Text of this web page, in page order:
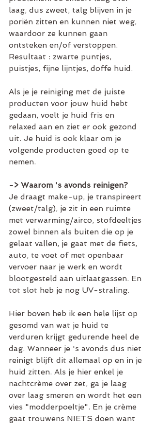
laag, dus zweet, talg blijven in je
poriën zitten en kunnen niet weg,
waardoor ze kunnen gaan
ontsteken en/of verstoppen.
Resultaat : zwarte puntjes,
puistjes, fijne lijntjes, doffe huid.
Als je je reiniging met de juiste
producten voor jouw huid hebt
gedaan, voelt je huid fris en
relaxed aan en ziet er ook gezond
uit. Je huid is ook klaar om je
volgende producten goed op te
nemen.
-> Waarom 's avonds reinigen?
Je draagt make-up, je transpireert
(zweet/talg), je zit in een ruimte
met verwarming/airco, stofdeeltjes
zowel binnen als buiten die op je
gelaat vallen, je gaat met de fiets,
auto, te voet of met openbaar
vervoer naar je werk en wordt
blootgesteld aan uitlaatgassen. En
tot slot heb je nog UV-straling.
Hier boven heb ik een hele lijst op
gesomd van wat je huid te
verduren krijgt gedurende heel de
dag. Wanneer je 's avonds dus niet
reinigt blijft dit allemaal op en in je
huid zitten. Als je hier enkel je
nachtcrème over zet, ga je laag
over laag smeren en wordt het een
vies "modderpoeltje". En je crème
gaat trouwens NIETS doen want